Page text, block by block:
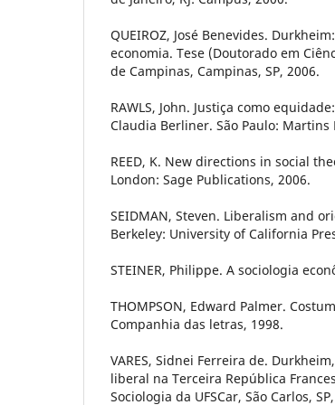
QUEIROZ, José Benevides.
economia. Tese (Doutorado em
de Campinas, Campinas, SP, 2006.
RAWLS, John. Justiça como
Claudia Berliner. São Paulo: Martins
REED, K. New directions in social
London: Sage Publications, 2006.
SEIDMAN, Steven. Liberalism and
Berkeley: University of California
STEINER, Philippe. A sociologia
THOMPSON, Edward Palmer.
Companhia das letras, 1998.
VARES, Sidnei Ferreira de.
liberal na Terceira República
Sociologia da UFSCar, São Carlos,